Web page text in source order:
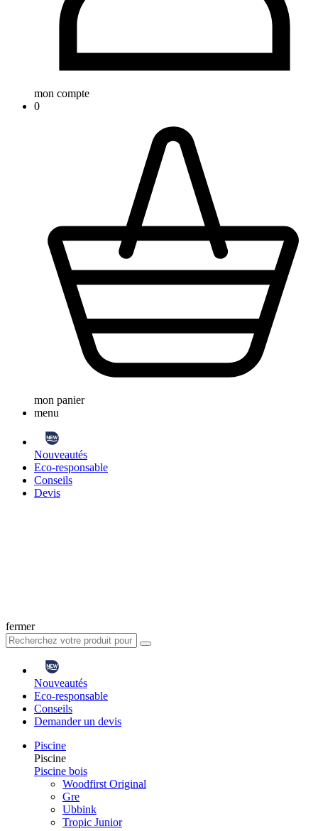
mon compte
0
mon panier
menu
Nouveautés
Eco-responsable
Conseils
Devis
fermer
Nouveautés
Eco-responsable
Conseils
Demander un devis
Piscine
Piscine
Piscine bois
Woodfirst Original
Gre
Ubbink
Tropic Junior